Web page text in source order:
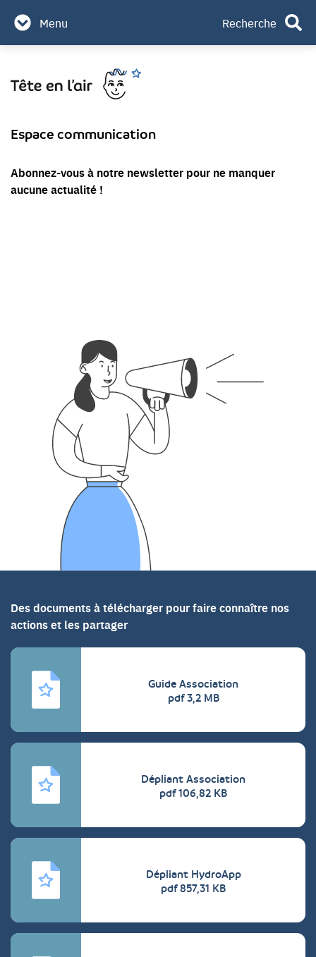
contenu
Menu Recherche
Contact
Espace communication
Abonnez-vous à notre newsletter pour ne manquer
aucune actualité !
Nos
documents
Des documents à télécharger pour faire connaître nos
actions et les partager
Guide Association
pdf 3,2 MB
Dépliant Association
pdf 106,82 KB
Dépliant HydroApp
pdf 857,31 KB